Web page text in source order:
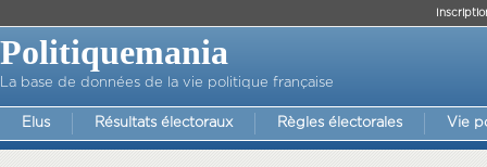
Politiquemania
La base de données de la vie politique française
Elus Résultats électoraux Règles électorales Vie